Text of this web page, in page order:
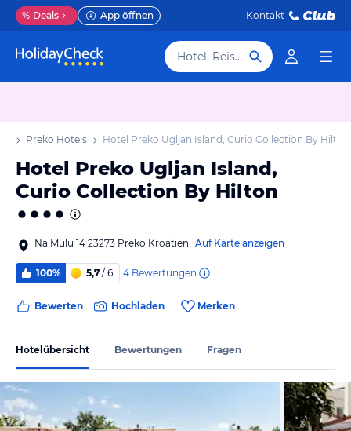
% Deals App öffnen Kontakt
Hotel, Reiseziel
Preko Hotels Hotel Preko Ugljan Island, Curio Collection By Hilton
Hotel Preko Ugljan Island,
Curio Collection By Hilton
Na Mulu 14 23273 Preko Kroatien Auf Karte anzeigen
100% 5,7 / 6 4 Bewertungen
Bewerten Hochladen Merken
Hotelübersicht Bewertungen Fragen